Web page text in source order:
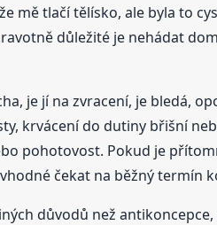
mě tlačí tělísko, ale byla to
důležité je nehádat
je jí na zvracení, je bledá,
krvácení do dutiny břišní
pohotovost. Pokud je
čekat na běžný termín
důvodů než